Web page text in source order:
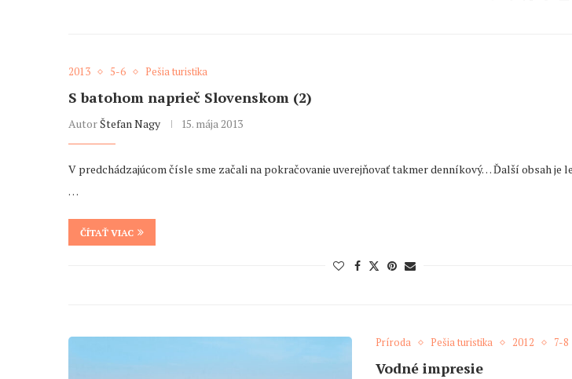
2013 5-6 Pešia turistika
S batohom naprieč Slovenskom (2)
Autor Štefan Nagy 15. mája 2013
V predchádzajúcom čísle sme začali na pokračovanie uverejňovať takmer denníkový… Ďalší obsah je
…
ČÍTAŤ VIAC
Príroda Pešia turistika 2012 7-8
Vodné impresie